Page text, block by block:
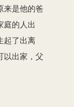
来是他的爸
庭的人出
起了出离
以出家，父